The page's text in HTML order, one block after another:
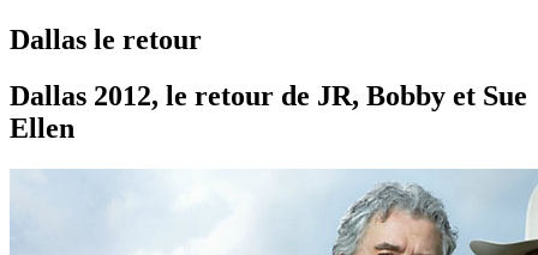
Dallas le retour
Dallas 2012, le retour de JR, Bobby et Sue
Ellen